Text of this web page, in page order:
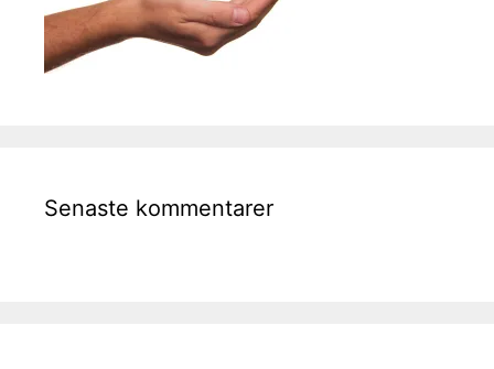
Senaste kommentarer